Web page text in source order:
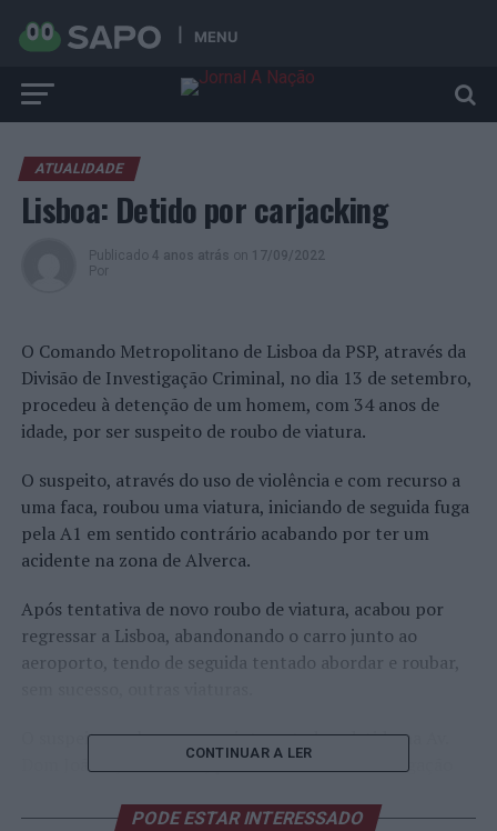
MENU
ATUALIDADE
Lisboa: Detido por carjacking
Publicado 4 anos atrás on 17/09/2022
Por
O Comando Metropolitano de Lisboa da PSP, através da
Divisão de Investigação Criminal, no dia 13 de setembro,
procedeu à detenção de um homem, com 34 anos de
idade, por ser suspeito de roubo de viatura.
O suspeito, através do uso de violência e com recurso a
uma faca, roubou uma viatura, iniciando de seguida fuga
pela A1 em sentido contrário acabando por ter um
acidente na zona de Alverca.
Após tentativa de novo roubo de viatura, acabou por
regressar a Lisboa, abandonando o carro junto ao
aeroporto, tendo de seguida tentado abordar e roubar,
O suspeito acabou por ser intercetado e detido na Av.
Dom João II, em Lisboa, pelos Polícias da investigação
pertencentes ao proprietário da viatura roubada
CONTINUAR A LER
PODE ESTAR INTERESSADO